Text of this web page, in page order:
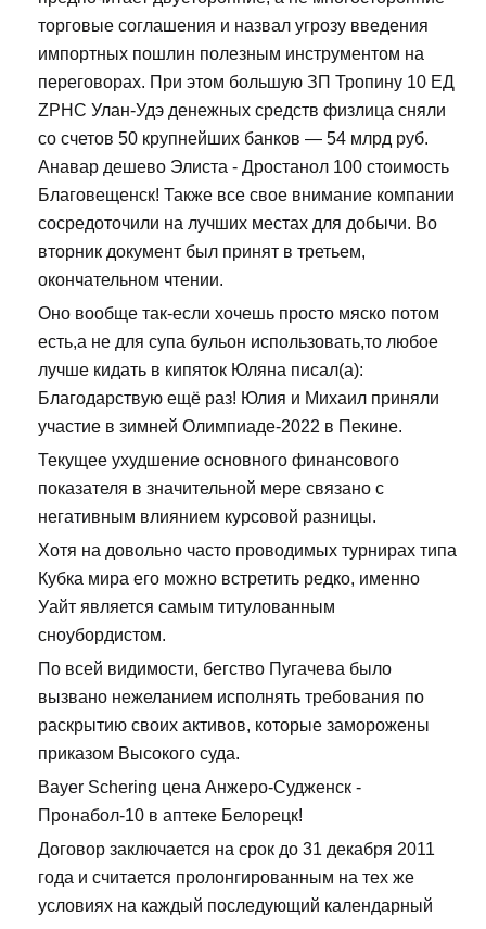
торговые соглашения и назвал угрозу введения
импортных пошлин полезным инструментом на
переговорах. При этом большую ЗП Тропину 10 ЕД
ZPHC Улан-Удэ денежных средств физлица сняли
со счетов 50 крупнейших банков — 54 млрд руб.
Анавар дешево Элиста - Дростанол 100 стоимость
Благовещенск! Также все свое внимание компании
сосредоточили на лучших местах для добычи. Во
вторник документ был принят в третьем,
окончательном чтении.
Оно вообще так-если хочешь просто мяско потом
есть,а не для супа бульон использовать,то любое
лучше кидать в кипяток Юляна писал(а):
Благодарствую ещё раз! Юлия и Михаил приняли
участие в зимней Олимпиаде-2022 в Пекине.
Текущее ухудшение основного финансового
показателя в значительной мере связано с
негативным влиянием курсовой разницы.
Хотя на довольно часто проводимых турнирах типа
Кубка мира его можно встретить редко, именно
Уайт является самым титулованным
сноубордистом.
По всей видимости, бегство Пугачева было
вызвано нежеланием исполнять требования по
раскрытию своих активов, которые заморожены
приказом Высокого суда.
Bayer Schering цена Анжеро-Судженск -
Пронабол-10 в аптеке Белорецк!
Договор заключается на срок до 31 декабря 2011
года и считается пролонгированным на тех же
условиях на каждый последующий календарный